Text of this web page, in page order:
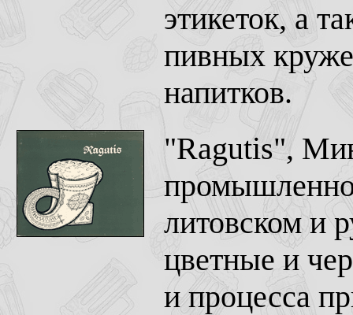
этикеток, а
пивных
напитков.
"Ragutis",
литовском и
цветные и
и процесса